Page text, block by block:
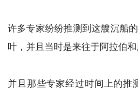
许多专家纷纷推测到这艘沉船
叶，并且当时是来往于阿拉伯和
并且那些专家经过时间上的推